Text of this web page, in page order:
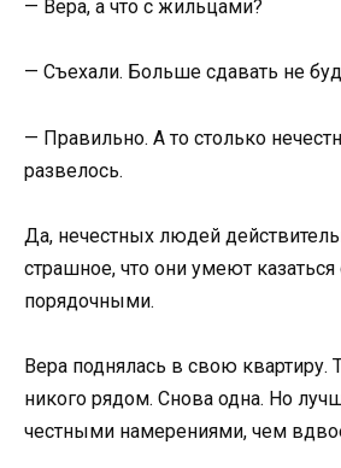
— Вера, а что с жильцами?
— Съехали. Больше сдавать не
— Правильно. А то столько
развелось.
Да, нечестных людей
страшное, что они умеют
порядочными.
Вера поднялась в свою квартиру.
никого рядом. Снова одна. Но
честными намерениями, чем